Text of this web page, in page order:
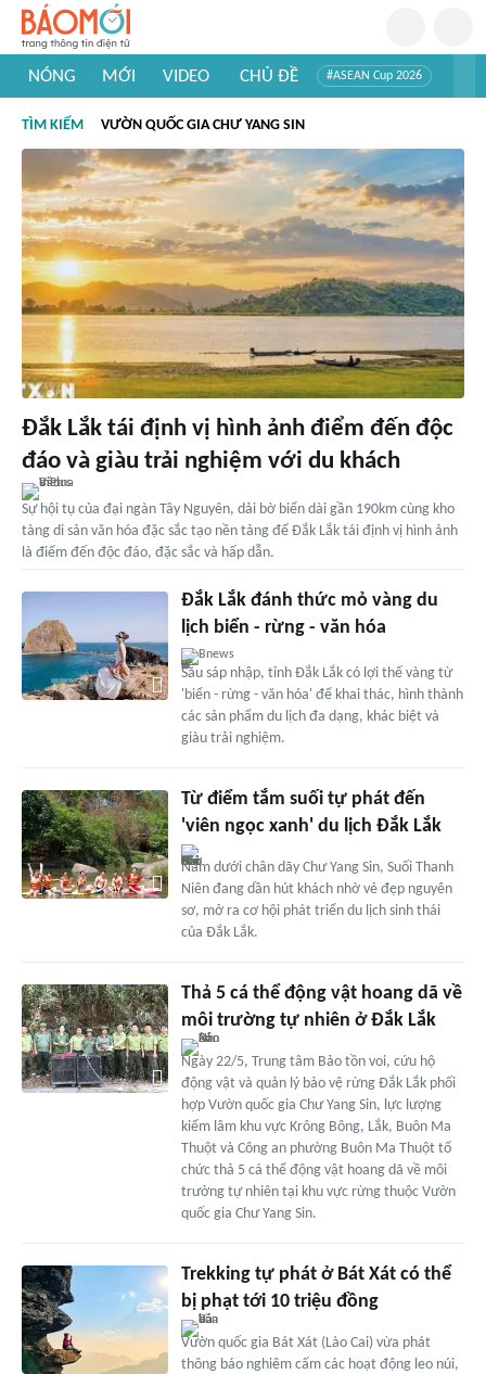
NÓNG MỚI VIDEO CHỦ ĐỀ #ASEAN Cup 2026
#Khám phá thế giới
TÌM KIẾM VƯỜN QUỐC GIA CHƯ YANG SIN
Đắk Lắk tái định vị hình ảnh điểm đến độc
đáo và giàu trải nghiệm với du khách
Sự hội tụ của đại ngàn Tây Nguyên, dải bờ biển dài gần 190km cùng kho
tàng di sản văn hóa đặc sắc tạo nền tảng để Đắk Lắk tái định vị hình ảnh
là điểm đến độc đáo, đặc sắc và hấp dẫn.
Đắk Lắk đánh thức mỏ vàng du
lịch biển - rừng - văn hóa
Bnews
Sau sáp nhập, tỉnh Đắk Lắk có lợi thế vàng từ
'biển - rừng - văn hóa' để khai thác, hình thành
các sản phẩm du lịch đa dạng, khác biệt và
giàu trải nghiệm.
Từ điểm tắm suối tự phát đến
'viên ngọc xanh' du lịch Đắk Lắk
Nằm dưới chân dãy Chư Yang Sin, Suối Thanh
Niên đang dần hút khách nhờ vẻ đẹp nguyên
sơ, mở ra cơ hội phát triển du lịch sinh thái
của Đắk Lắk.
Thả 5 cá thể động vật hoang dã về
môi trường tự nhiên ở Đắk Lắk
Ngày 22/5, Trung tâm Bảo tồn voi, cứu hộ
động vật và quản lý bảo vệ rừng Đắk Lắk phối
hợp Vườn quốc gia Chư Yang Sin, lực lượng
kiểm lâm khu vực Krông Bông, Lắk, Buôn Ma
Thuột và Công an phường Buôn Ma Thuột tổ
chức thả 5 cá thể động vật hoang dã về môi
trường tự nhiên tại khu vực rừng thuộc Vườn
quốc gia Chư Yang Sin.
Trekking tự phát ở Bát Xát có thể
bị phạt tới 10 triệu đồng
Vườn quốc gia Bát Xát (Lào Cai) vừa phát
thông báo nghiêm cấm các hoạt động leo núi,